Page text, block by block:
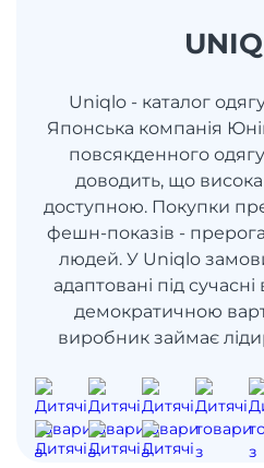
Uniqlo - каталог
Японська компанія
повсякденного
доводить, що
доступною. Покупки
фешн-показів -
людей. У Uniqlo
адаптовані під
демократичною
виробник займає